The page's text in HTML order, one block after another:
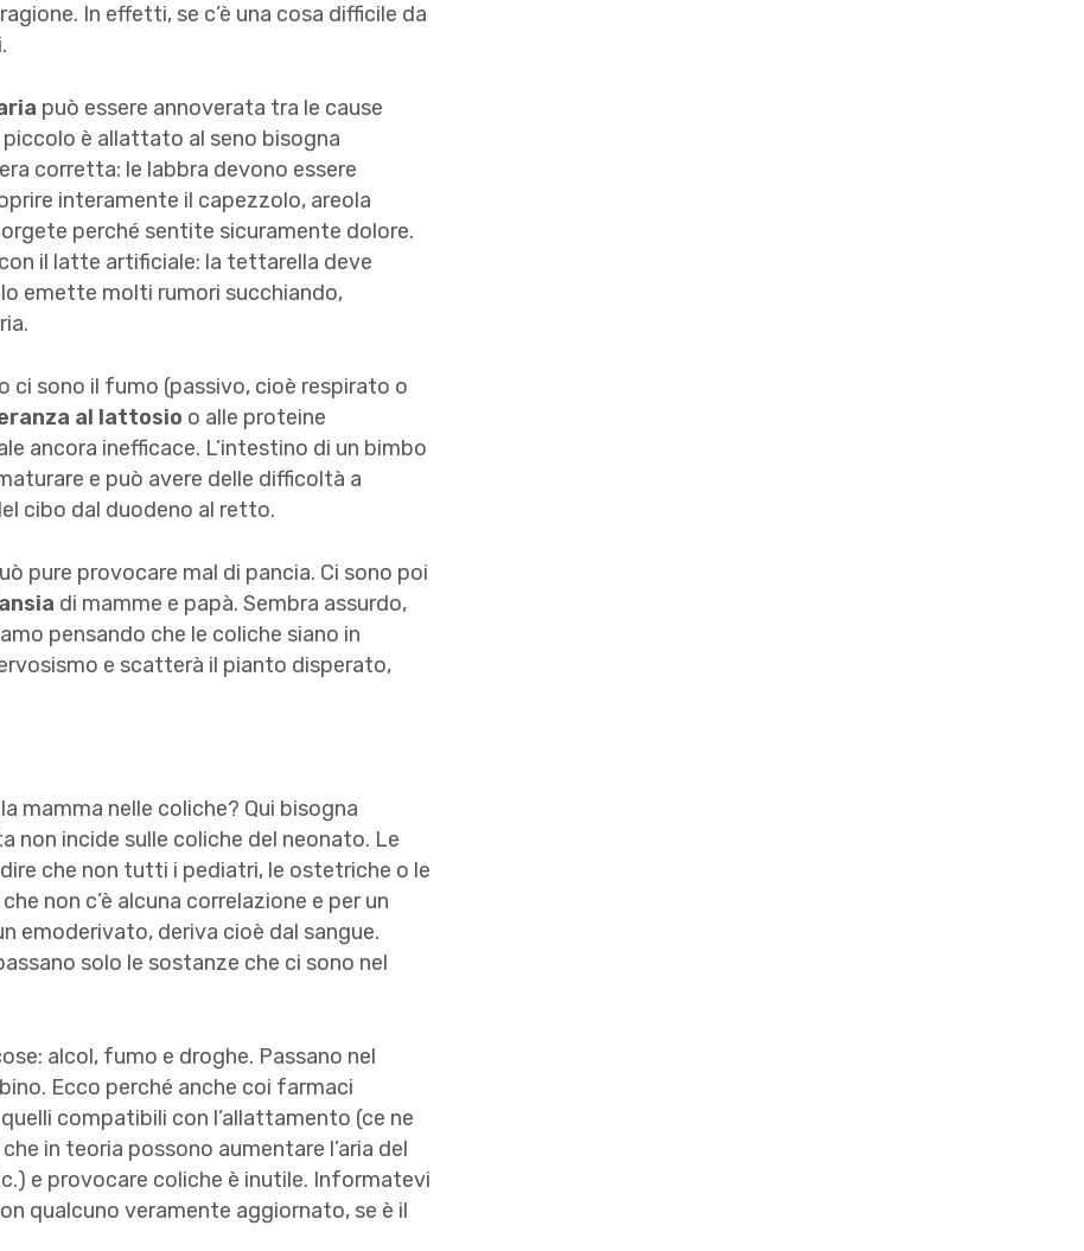
In effetti, se c’è una cosa difficile da
può essere annoverata tra le cause
è allattato al seno bisogna
corretta: le labbra devono essere
interamente il capezzolo, areola
perché sentite sicuramente dolore.
il latte artificiale: la tettarella deve
emette molti rumori succhiando,
ci sono il fumo (passivo, cioè respirato o
al lattosio o alle proteine
ancora inefficace. L’intestino di un bimbo
e può avere delle difficoltà a
cibo dal duodeno al retto.
pure provocare mal di pancia. Ci sono poi
ansia di mamme e papà. Sembra assurdo,
pensando che le coliche siano in
e scatterà il pianto disperato,
mamma nelle coliche? Qui bisogna
non incide sulle coliche del neonato. Le
che non tutti i pediatri, le ostetriche o le
non c’è alcuna correlazione e per un
emoderivato, deriva cioè dal sangue.
solo le sostanze che ci sono nel
alcol, fumo e droghe. Passano nel
Ecco perché anche coi farmaci
compatibili con l’allattamento (ce ne
in teoria possono aumentare l’aria del
e provocare coliche è inutile. Informatevi
qualcuno veramente aggiornato, se è il